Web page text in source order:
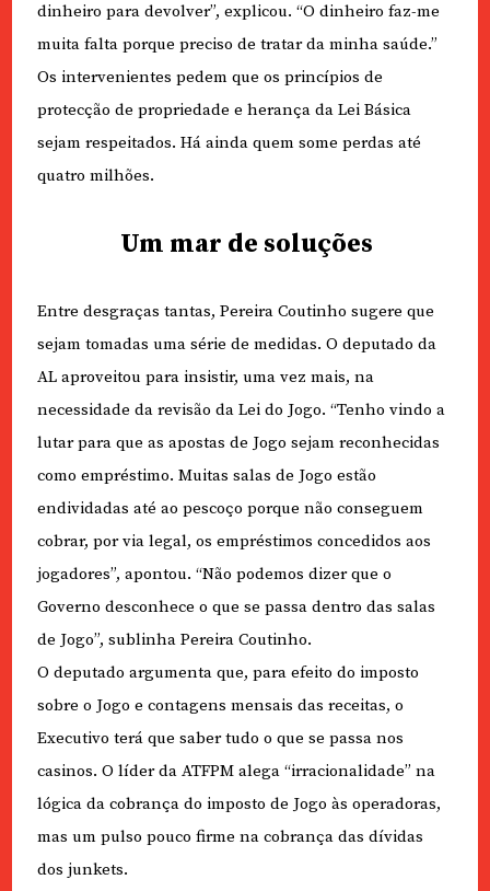
dinheiro para devolver”, explicou. “O dinheiro faz-me
muita falta porque preciso de tratar da minha saúde.”
Os intervenientes pedem que os princípios de
protecção de propriedade e herança da Lei Básica
sejam respeitados. Há ainda quem some perdas até
quatro milhões.
Um mar de soluções
Entre desgraças tantas, Pereira Coutinho sugere que
sejam tomadas uma série de medidas. O deputado da
AL aproveitou para insistir, uma vez mais, na
necessidade da revisão da Lei do Jogo. “Tenho vindo a
lutar para que as apostas de Jogo sejam reconhecidas
como empréstimo. Muitas salas de Jogo estão
endividadas até ao pescoço porque não conseguem
cobrar, por via legal, os empréstimos concedidos aos
jogadores”, apontou. “Não podemos dizer que o
Governo desconhece o que se passa dentro das salas
de Jogo”, sublinha Pereira Coutinho.
O deputado argumenta que, para efeito do imposto
sobre o Jogo e contagens mensais das receitas, o
Executivo terá que saber tudo o que se passa nos
casinos. O líder da ATFPM alega “irracionalidade” na
lógica da cobrança do imposto de Jogo às operadoras,
mas um pulso pouco firme na cobrança das dívidas
dos junkets.